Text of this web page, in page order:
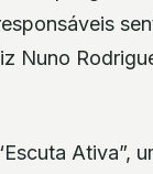
Nuno
Ativa”,